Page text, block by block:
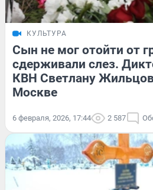
КУЛЬТУРА
Сын не мог отойти от
сдерживали слез.
КВН Светлану
Москве
6 февраля, 2026, 17:44 2 587